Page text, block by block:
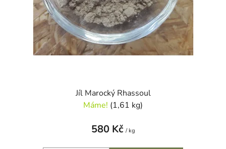
Jíl Marocký Rhassoul
Máme! (1,61 kg)
580 Kč / kg